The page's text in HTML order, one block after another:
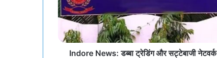
Indore News: डब्बा ट्रेडिंग और सट्टेबाजी नेटवर्क